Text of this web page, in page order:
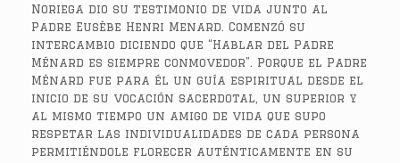
Noriega dio su testimonio de vida junto al
Padre Eusèbe Henri Menard. Comenzó su
intercambio diciendo que “Hablar del Padre
Ménard es siempre conmovedor”. Porque el Padre
Ménard fue para él un guía espiritual desde el
inicio de su vocación sacerdotal, un superior y
al mismo tiempo un amigo de vida que supo
respetar las individualidades de cada persona
permitiéndole florecer auténticamente en su